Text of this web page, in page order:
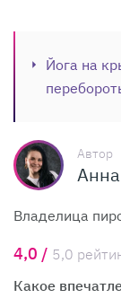
Йога на
Автор
Владелица
4,0 / 5,0
Какое